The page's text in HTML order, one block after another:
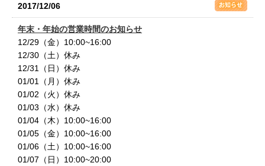
2017/12/06
年末・年始の営業時間のお知らせ
12/29（金）10:00~16:00
12/30（土）休み
12/31（日）休み
01/01（月）休み
01/02（火）休み
01/03（水）休み
01/04（木）10:00~16:00
01/05（金）10:00~16:00
01/06（土）10:00~16:00
01/07（日）10:00~20:00